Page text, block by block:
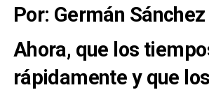
Por: Germán Sánchez
Ahora, que los
rápidamente y que los